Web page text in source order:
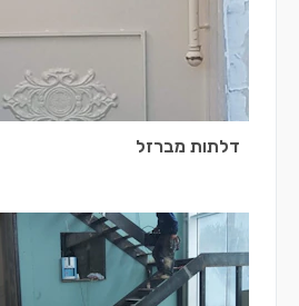
דלתות מברזל